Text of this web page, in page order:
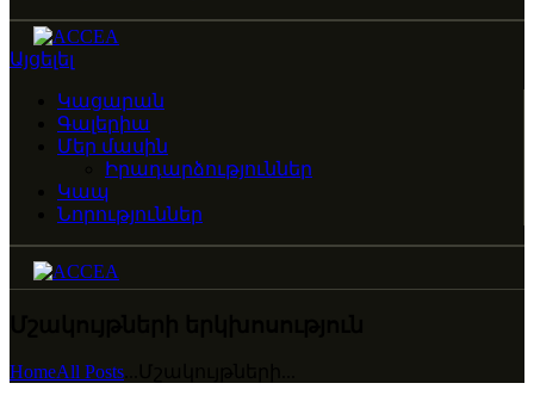
Այցելել
Կացարան
Գալերիա
Մեր մասին
Իրադարձություններ
Կապ
Նորություններ
HomeAll Posts